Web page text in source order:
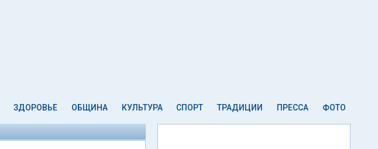
ЗДОРОВЬЕ ОБЩИНА КУЛЬТУРА СПОРТ ТРАДИЦИИ ПРЕССА ФОТО